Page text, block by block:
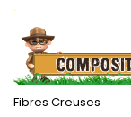
.
Fibres Creuses